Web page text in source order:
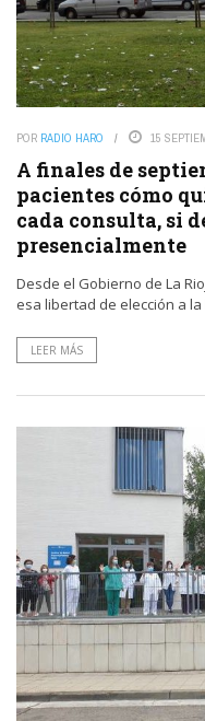
POR RADIO HARO 15
A finales de
pacientes cómo
cada consulta, si
presencialmente
Desde el Gobierno de La
esa libertad de elección a
LEER MÁS